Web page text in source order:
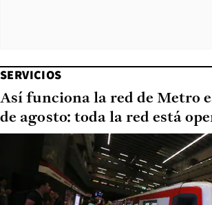
SERVICIOS
Así funciona la red de Metro
de agosto: toda la red está